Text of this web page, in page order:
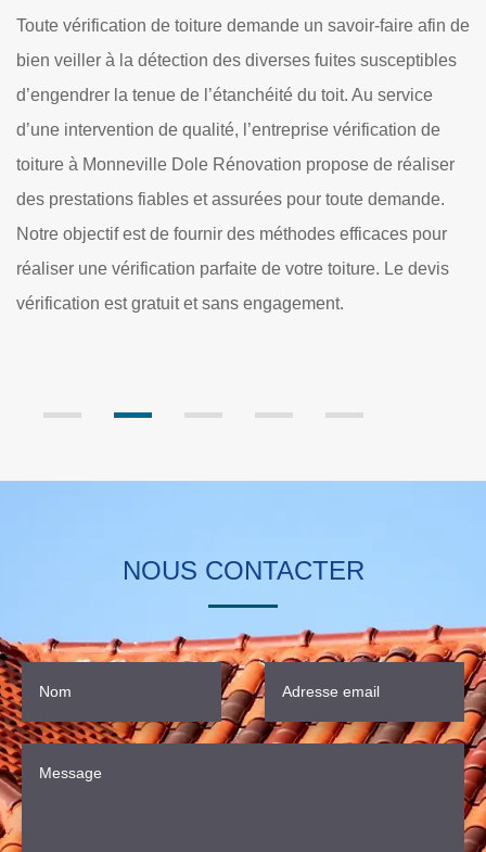
Les travaux de recherche de fuite de toiture se font de
différentes manières. En fait, il est nécessaire de faire des
tests de fumée. Ensuite, des colorants peuvent aussi être
utilisés pour éviter d'oublier des fuites. Dans certains cas, il
faut réaliser des travaux de tests par pression. Cela
consiste à appliquer de l'air pressurisé sur la toiture pour la
simulation des conditions météorologiques. Dole
Rénovation peut se proposer pour effectuer les travaux et il
est à rappeler qu'il établit un devis totalement gratuit et
NOUS CONTACTER